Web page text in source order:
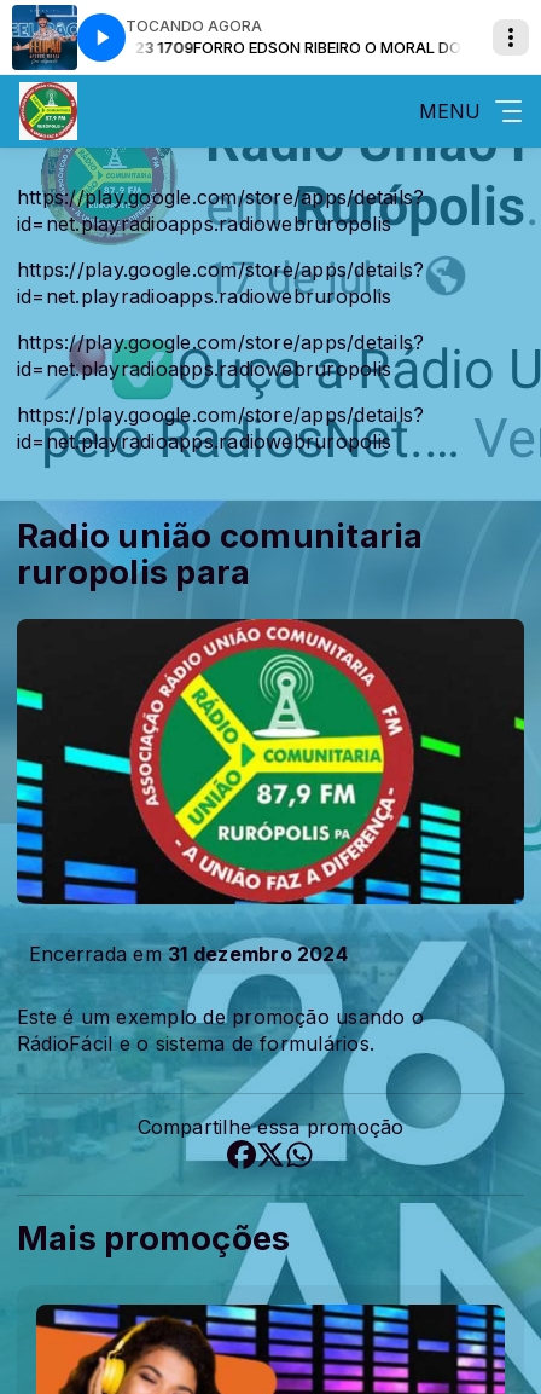
TOCANDO AGORA
JANEIRO 2023 1709FORRO EDSON RIBEIRO O MORAL DO FORRÓ
MENU
https://play.google.com/store/apps/details?
id=net.playradioapps.radiowebruropolis
https://play.google.com/store/apps/details?
id=net.playradioapps.radiowebruropolis
https://play.google.com/store/apps/details?
id=net.playradioapps.radiowebruropolis
https://play.google.com/store/apps/details?
id=net.playradioapps.radiowebruropolis
Radio união comunitaria
ruropolis para
Encerrada em31 dezembro 2024
Este é um exemplo de promoção usando o
RádioFácil e o sistema de formulários.
Compartilhe essa promoção
Mais promoções